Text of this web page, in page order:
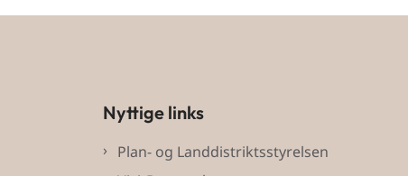
Nyttige links
Plan- og Landdistriktsstyrelsen